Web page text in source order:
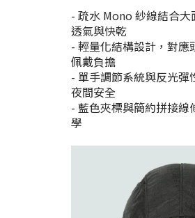
- 疏水 Mono 紗線結合
透氣與快乾
- 輕量化結構設計，對應
佩戴負擔
- 單手調節系統與反光彈
夜間安全
- 藍色夾標與簡約拼接線
學